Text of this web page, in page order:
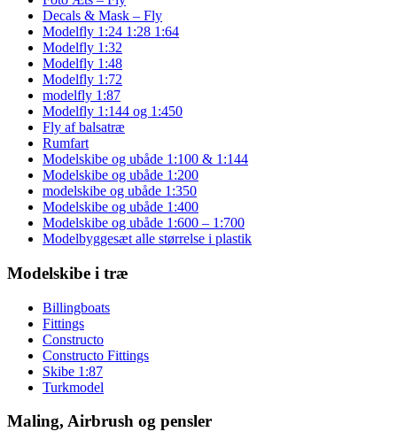
Decals & Mask – Fly
Modelfly 1:24 1:28 1:64
Modelfly 1:32
Modelfly 1:48
Modelfly 1:72
modelfly 1:87
Modelfly 1:144 og 1:450
Fly af balsatræ
Rumfart
Modelskibe og ubåde 1:100 & 1:144
Modelskibe og ubåde 1:200
modelskibe og ubåde 1:350
Modelskibe og ubåde 1:400
Modelskibe og ubåde 1:600 – 1:700
Modelbyggesæt alle størrelse i plastik
Modelskibe i træ
Billingboats
Fittings
Constructo
Constructo Fittings
Skibe 1:87
Turkmodel
Maling, Airbrush og pensler